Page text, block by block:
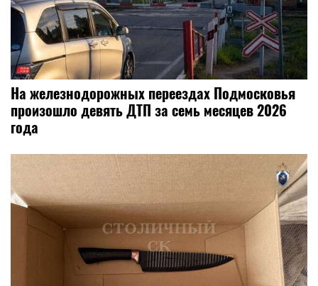
На железнодорожных переездах Подмосковья
произошло девять ДТП за семь месяцев 2026
года